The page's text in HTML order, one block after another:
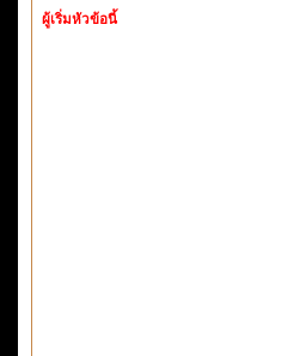
ผู้เริ่มหัวข้อนี้